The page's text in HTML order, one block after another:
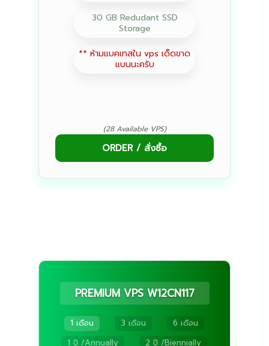
30 GB Redudant SSD
Storage
** ห้ามแบคเทสใน vps เด็ดขาด
แบนนะครับ
(28 Available VPS)
ORDER / สั่งซื้อ
PREMIUM VPS W12CN117
1 เดือน 3 เดือน
6 เดือน
1 ปี /Annually
2 ปี /Biennially